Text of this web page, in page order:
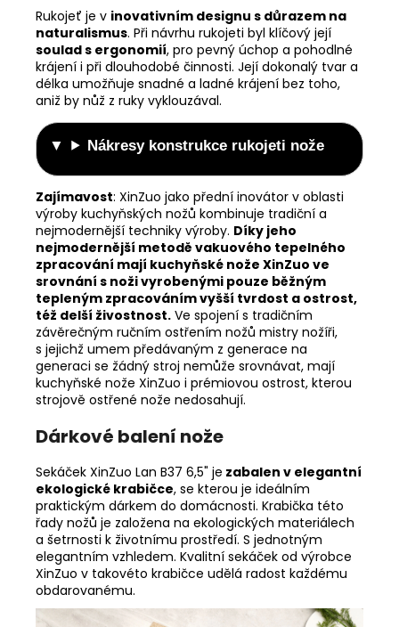
Rukojeť je v inovativním designu s důrazem na
naturalismus. Při návrhu rukojeti byl klíčový její
soulad s ergonomií, pro pevný úchop a pohodlné
krájení i při dlouhodobé činnosti. Její dokonalý tvar a
délka umožňuje snadné a ladné krájení bez toho,
aniž by nůž z ruky vyklouzával.
Nákresy konstrukce rukojeti nože
Zajímavost: XinZuo jako přední inovátor v oblasti
výroby kuchyňských nožů kombinuje tradiční a
nejmodernější techniky výroby. Díky jeho
nejmodernější metodě vakuového tepelného
zpracování mají kuchyňské nože XinZuo ve
srovnání s noži vyrobenými pouze běžným
tepleným zpracováním vyšší tvrdost a ostrost,
též delší živostnost. Ve spojení s tradičním
závěrečným ručním ostřením nožů mistry nožíři,
s jejichž umem předávaným z generace na
generaci se žádný stroj nemůže srovnávat, mají
kuchyňské nože XinZuo i prémiovou ostrost, kterou
strojově ostřené nože nedosahují.
Dárkové balení nože
Sekáček XinZuo Lan B37 6,5" je zabalen v elegantní
ekologické krabičce, se kterou je ideálním
praktickým dárkem do domácnosti. Krabička této
řady nožů je založena na ekologických materiálech
a šetrnosti k životnímu prostředí. S jednotným
elegantním vzhledem. Kvalitní sekáček od výrobce
XinZuo v takovéto krabičce udělá radost každému
obdarovanému.